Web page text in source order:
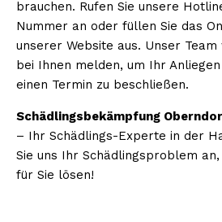
brauchen. Rufen Sie unsere
Nummer an oder füllen Sie das
unserer Website aus. Unser
bei Ihnen melden, um Ihr
einen Termin zu beschließen.
Schädlingsbekämpfung
– Ihr Schädlings-Experte in der
Sie uns Ihr Schädlingsproblem
für Sie lösen!